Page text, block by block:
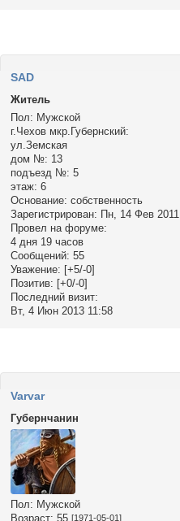
SAD
Житель
Пол: Мужской
г.Чехов мкр.Губернский:
ул.Земская
дом №: 13
подъезд №: 5
этаж: 6
Основание: собственность
Зарегистрирован: Пн, 14 Фев 2011
Провел на форуме:
4 дня 19 часов
Сообщений: 55
Уважение: [+5/-0]
Позитив: [+0/-0]
Последний визит:
Вт, 4 Июн 2013 11:58
Varvar
Губернчанин
Пол: Мужской
Возраст: 55 [1971-05-01]